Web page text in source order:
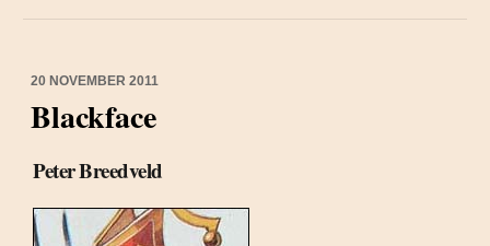
20 NOVEMBER 2011
Blackface
Peter Breedveld